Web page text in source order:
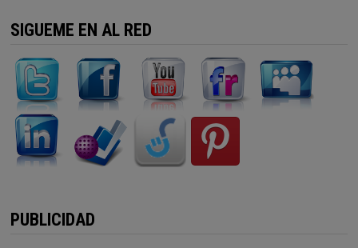
SIGUEME EN AL RED
PUBLICIDAD